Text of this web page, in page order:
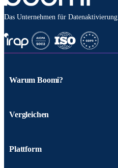
Das Unternehmen für Datenaktivierung
Warum Boomi?
Vergleichen
Plattform